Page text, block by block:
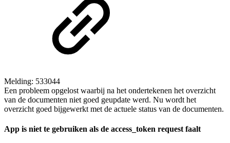
Melding: 533044
Een probleem opgelost waarbij na het ondertekenen het overzicht
van de documenten niet goed geupdate werd. Nu wordt het
overzicht goed bijgewerkt met de actuele status van de documenten.
App is niet te gebruiken als de access_token request faalt